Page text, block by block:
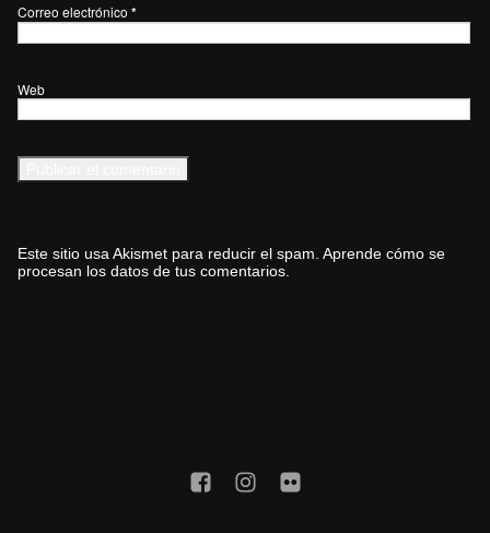
Correo electrónico *
Web
Este sitio usa Akismet para reducir el spam. Aprende cómo se
procesan los datos de tus comentarios.